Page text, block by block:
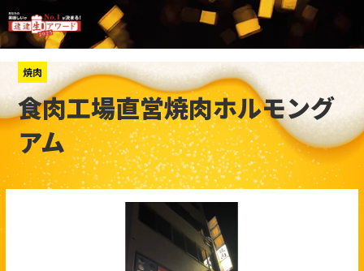
焼肉
食肉工場直営焼肉ホルモング
アム